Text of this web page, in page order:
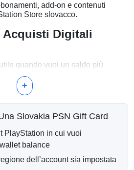
add-on e contenuti
Store slovacco.
Acquisti Digitali
quando vuoi un saldo più
di DLC, pass stagione o
Store.
da 150 EUR Per
per PlayStation 4 e PlayStation
e complete dei giochi
di PlayStation Plus
e pass stagione
+
Slovakia PSN Gift Card
PlayStation in cui vuoi
balance
dell’account sia impostata